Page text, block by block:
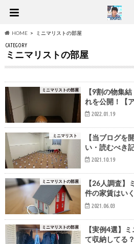
HOME ミニマリストの部屋
CATEGORY
ミニマリストの部屋
ミニマリストの部屋
【9割の物集
れを公開！【
2022.01.19
ミニマリスト
【当ブログを
い・読むべき
2021.10.19
ミニマリストの部屋
【26人調査
件の家賃はい
2021.06.03
ミニマリストの部屋
【実例4選】
て収納してる？